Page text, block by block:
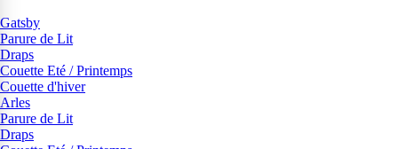
Gatsby
Parure de Lit
Draps
Couette Eté / Printemps
Couette d'hiver
Arles
Parure de Lit
Draps